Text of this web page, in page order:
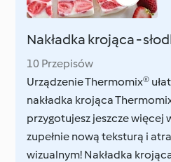
Nakładka krojąca -
10 Przepisów
Urządzenie Thermomix®
nakładka krojąca
przygotujesz jeszcze więcej
zupełnie nową teksturą i
wizualnym! Nakładka